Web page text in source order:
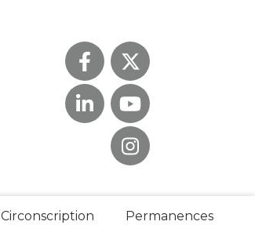
Circonscription Permanences